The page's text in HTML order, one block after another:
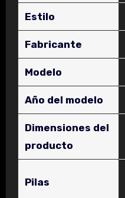
Estilo
Fabricante
Modelo
Año del modelo
Dimensiones del
producto
Pilas